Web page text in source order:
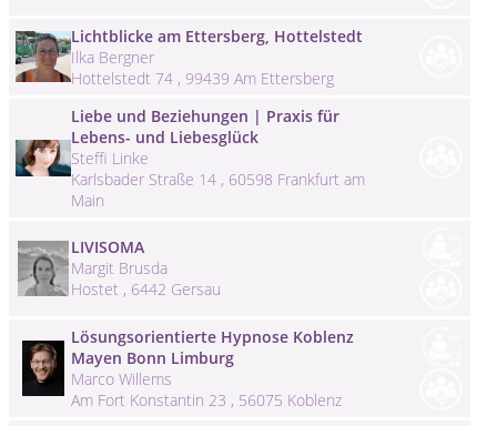
Lichtblicke am Ettersberg, Hottelstedt
Ilka Bergner
Hottelstedt 74 , 99439 Am Ettersberg
Liebe und Beziehungen | Praxis für
Lebens- und Liebesglück
Steffi Linke
Karlsbader Straße 14 , 60598 Frankfurt am
Main
LIVISOMA
Margit Brusda
Hostet , 6442 Gersau
Lösungsorientierte Hypnose Koblenz
Mayen Bonn Limburg
Marco Willems
Am Fort Konstantin 23 , 56075 Koblenz